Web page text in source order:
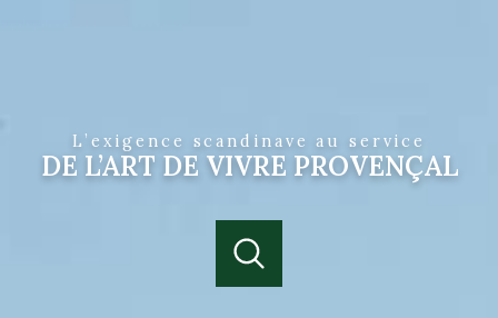
L’exigence scandinave au service
DE L’ART DE VIVRE PROVENÇAL